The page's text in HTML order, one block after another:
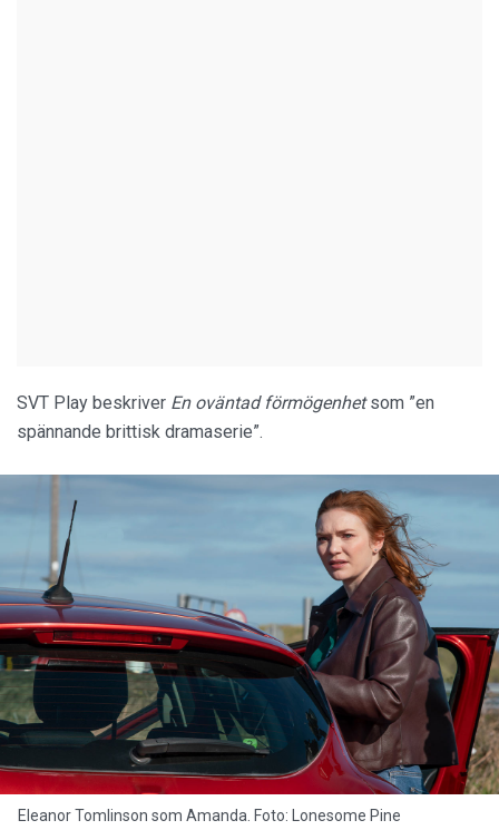
SVT Play beskriver En oväntad förmögenhetsom ”en
spännande brittisk dramaserie”.
Eleanor Tomlinson som Amanda. Foto: Lonesome Pine